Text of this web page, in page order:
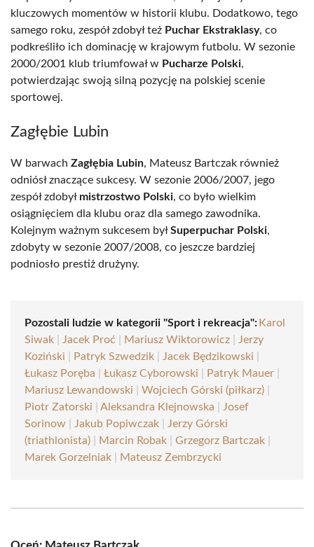
kluczowych momentów w historii klubu. Dodatkowo, tego
samego roku, zespół zdobył też Puchar Ekstraklasy, co
podkreśliło ich dominację w krajowym futbolu. W sezonie
2000/2001 klub triumfował w Pucharze Polski,
potwierdzając swoją silną pozycję na polskiej scenie
sportowej.
Zagłębie Lubin
W barwach Zagłębia Lubin, Mateusz Bartczak również
odniósł znaczące sukcesy. W sezonie 2006/2007, jego
zespół zdobył mistrzostwo Polski, co było wielkim
osiągnięciem dla klubu oraz dla samego zawodnika.
Kolejnym ważnym sukcesem byłSuperpuchar Polski,
zdobyty w sezonie 2007/2008, co jeszcze bardziej
podniosło prestiż drużyny.
Pozostali ludzie w kategorii "Sport i rekreacja": Karol
Siwak
Jacek Proć Mariusz Wiktorowicz
Jerzy
Koziński
Patryk Szwedzik Jacek Będzikowski
Łukasz Poręba
Łukasz Cyborowski Patryk Mauer
Mariusz Lewandowski
Wojciech Górski (piłkarz)
Piotr Zatorski
Aleksandra Klejnowska
Josef
Sorinow
Jakub Popiwczak
Jerzy Górski
(triathlonista)
Marcin Robak Grzegorz Bartczak
Marek Gorzelniak
Mateusz Zembrzycki